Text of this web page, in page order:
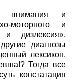
внимания и
моторного и
и дизлексия»,
диагнозы
лексикон.
Тогда все
констатация